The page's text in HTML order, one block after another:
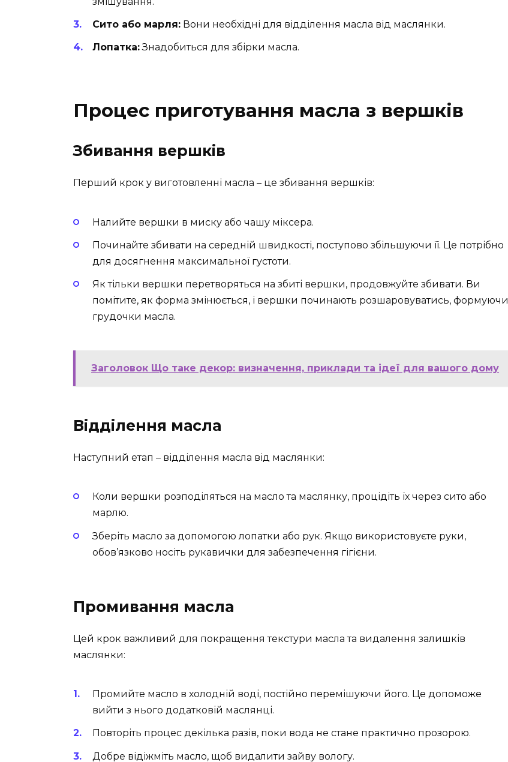
Сито або марля: Вони необхідні для відділення масла від маслянки.
Лопатка:Знадобиться для збірки масла.
Процес приготування масла з вершків
Збивання вершків
Перший крок у виготовленні масла – це збивання вершків:
Налийте вершки в миску або чашу міксера.
Починайте збивати на середній швидкості, поступово збільшуючи її. Це потрібно
для досягнення максимальної густоти.
Як тільки вершки перетворяться на збиті вершки, продовжуйте збивати. Ви
помітите, як форма змінюється, і вершки починають розшаровуватись, формуючи
грудочки масла.
Заголовок Що таке декор: визначення, приклади та ідеї для вашого дому
Відділення масла
Наступний етап – відділення масла від маслянки:
Коли вершки розподіляться на масло та маслянку, процідіть їх через сито або
марлю.
Зберіть масло за допомогою лопатки або рук. Якщо використовуєте руки,
обов’язково носіть рукавички для забезпечення гігієни.
Промивання масла
Цей крок важливий для покращення текстури масла та видалення залишків
маслянки:
Промийте масло в холодній воді, постійно перемішуючи його. Це допоможе
вийти з нього додатковій маслянці.
Повторіть процес декілька разів, поки вода не стане практично прозорою.
Добре відіжміть масло, щоб видалити зайву вологу.